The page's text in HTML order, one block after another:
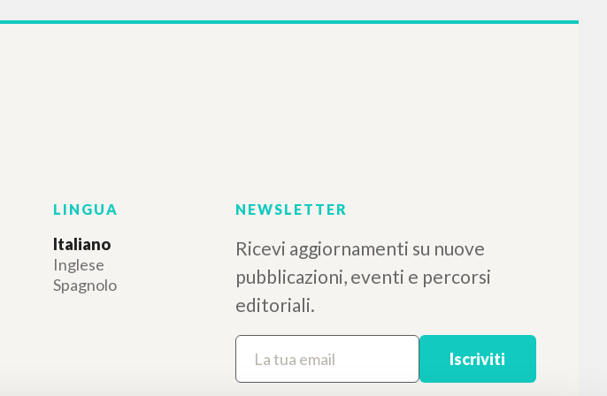
LINGUA
Italiano
Inglese
Spagnolo
NEWSLETTER
Ricevi aggiornamenti su nuove
pubblicazioni, eventi e percorsi
editoriali.
Iscriviti